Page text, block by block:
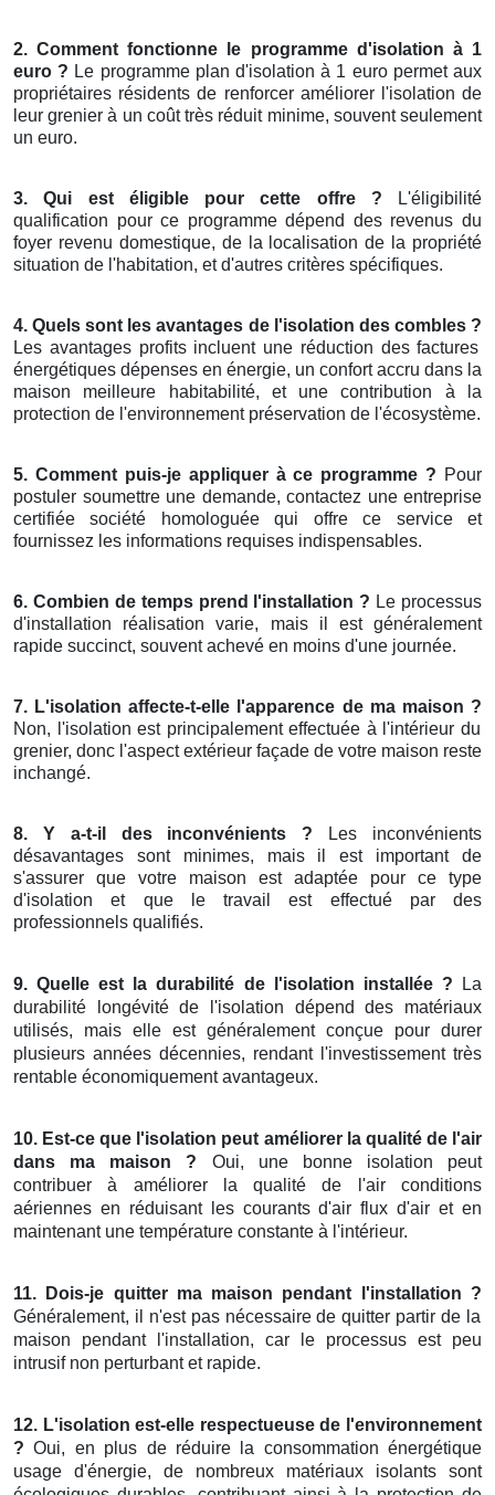
2. Comment fonctionne le programme d'isolation à 1
euro ? Le programme plan d'isolation à 1 euro permet aux
propriétaires résidents de renforcer améliorer l'isolation de
leur grenier à un coût très réduit minime, souvent seulement
un euro.
3. Qui est éligible pour cette offre ? L'éligibilité
qualification pour ce programme dépend des revenus du
foyer revenu domestique, de la localisation de la propriété
situation de l'habitation, et d'autres critères spécifiques.
4. Quels sont les avantages de l'isolation des combles ?
Les avantages profits incluent une réduction des factures
énergétiques dépenses en énergie, un confort accru dans la
maison meilleure habitabilité, et une contribution à la
protection de l'environnement préservation de l'écosystème.
5. Comment puis-je appliquer à ce programme ? Pour
postuler soumettre une demande, contactez une entreprise
certifiée société homologuée qui offre ce service et
fournissez les informations requises indispensables.
6. Combien de temps prend l'installation ? Le processus
d'installation réalisation varie, mais il est généralement
rapide succinct, souvent achevé en moins d'une journée.
7. L'isolation affecte-t-elle l'apparence de ma maison ?
Non, l'isolation est principalement effectuée à l'intérieur du
grenier, donc l'aspect extérieur façade de votre maison reste
inchangé.
8. Y a-t-il des inconvénients ? Les inconvénients
désavantages sont minimes, mais il est important de
s'assurer que votre maison est adaptée pour ce type
d'isolation et que le travail est effectué par des
professionnels qualifiés.
9. Quelle est la durabilité de l'isolation installée ? La
durabilité longévité de l'isolation dépend des matériaux
utilisés, mais elle est généralement conçue pour durer
plusieurs années décennies, rendant l'investissement très
rentable économiquement avantageux.
10. Est-ce que l'isolation peut améliorer la qualité de l'air
dans ma maison ? Oui, une bonne isolation peut
contribuer à améliorer la qualité de l'air conditions
aériennes en réduisant les courants d'air flux d'air et en
maintenant une température constante à l'intérieur.
11. Dois-je quitter ma maison pendant l'installation ?
Généralement, il n'est pas nécessaire de quitter partir de la
maison pendant l'installation, car le processus est peu
intrusif non perturbant et rapide.
12. L'isolation est-elle respectueuse de l'environnement
? Oui, en plus de réduire la consommation énergétique
usage d'énergie, de nombreux matériaux isolants sont